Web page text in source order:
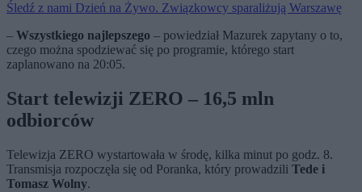
Śledź z nami Dzień na Żywo. Związkowcy sparaliżują Warszawę
– Wszystkiego najlepszego – powiedział Mazurek zapytany o to,
czego można spodziewać się po programie, którego start
zaplanowano na 20:05.
Start telewizji ZERO – 16,5 mln
odbiorców
Telewizja ZERO wystartowała w środę, kilka minut po godz. 8.
Transmisja rozpoczęła się od Poranka, który prowadzili Tede i
Tomasz Wolny.